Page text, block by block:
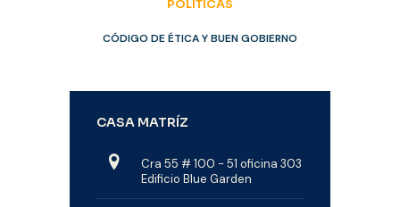
POLÍTICAS
CÓDIGO DE ÉTICA Y BUEN GOBIERNO
CASA MATRÍZ
Cra 55 # 100 - 51 oficina 303
Edificio Blue Garden